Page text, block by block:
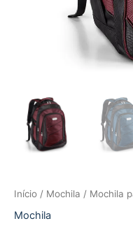
Início / Mochila / Mochila
Mochila